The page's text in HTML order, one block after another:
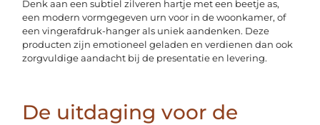
Denk aan een subtiel zilveren hartje met een beetje as,
een modern vormgegeven urn voor in de woonkamer, of
een vingerafdruk-hanger als uniek aandenken. Deze
producten zijn emotioneel geladen en verdienen dan ook
zorgvuldige aandacht bij de presentatie en levering.
De uitdaging voor de